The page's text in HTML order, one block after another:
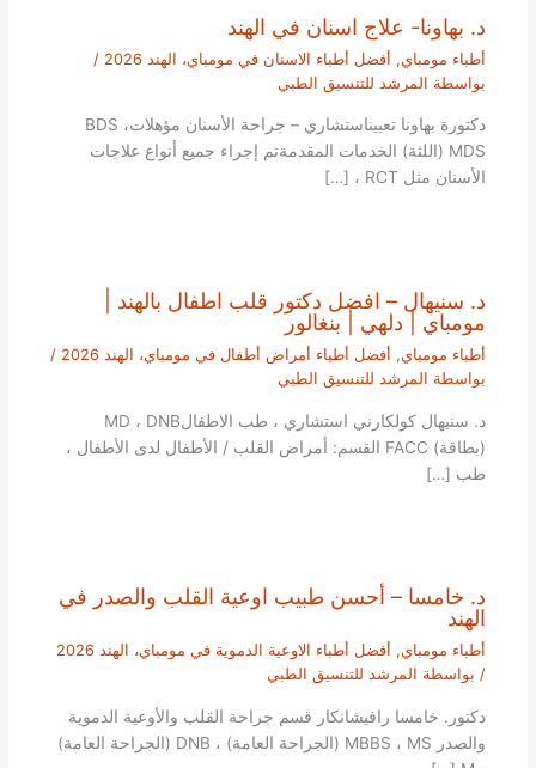
د. بهاونا- علاج اسنان في الهند
أطباء مومباي, أفضل أطباء الاسنان في مومباي، الهند 2026
/
بواسطة المرشد للتنسيق الطبي
دكتورة بهاونا تعييناستشاري – جراحة الأسنان مؤهلاتBDS ،
MDS (اللثة) الخدمات المقدمةتم إجراء جميع أنواع علاجات
الأسنان مثل RCT ، […]
د. سنيهال – افضل دكتور قلب اطفال بالهند |
مومباي | دلهي | بنغالور
أطباء مومباي, أفضل أطباء أمراض أطفال في مومباي، الهند 2026
/
بواسطة المرشد للتنسيق الطبي
د. سنيهال كولكارني استشاري ، طب الاطفالMD ، DNB
(بطاقة) FACC القسم: أمراض القلب / الأطفال لدى الأطفال ،
طب […]
د. خامسا – أحسن طبيب اوعية القلب والصدر في
الهند
أطباء مومباي, أفضل أطباء الاوعية الدموية في مومباي، الهند 2026
/ بواسطة المرشد للتنسيق الطبي
دكتور. خامسا رافيشانكار قسم جراحة القلب والأوعية الدموية
والصدر MBBS ، MS (الجراحة العامة) ، DNB (الجراحة العامة)